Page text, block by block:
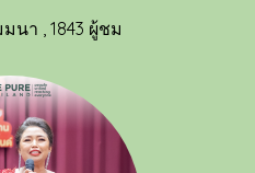
มนา 1843 ผู้ชม